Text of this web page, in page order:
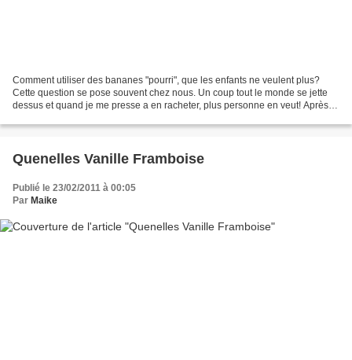
Comment utiliser des bananes "pourri", que les enfants ne veulent plus?
Cette question se pose souvent chez nous. Un coup tout le monde se jette
dessus et quand je me presse a en racheter, plus personne en veut! Après
Quenelles Vanille Framboise
Publié le 23/02/2011 à 00:05
Par Maike